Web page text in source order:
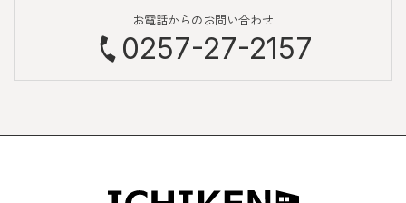
お電話からのお問い合わせ
0257-27-2157